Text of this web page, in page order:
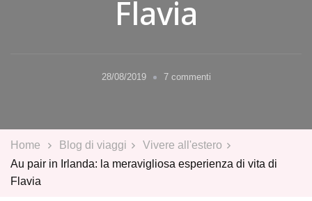
Flavia
28/08/2019 7 commentisu
meravigliosa
Home Blog di viaggi
Vivere all'estero
Au pair in Irlanda: la meravigliosa esperienza di vita di
Flavia